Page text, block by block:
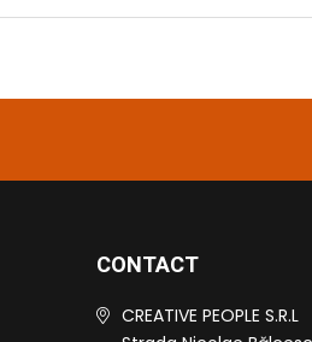
CONTACT
CREATIVE PEOPLE S.R.L